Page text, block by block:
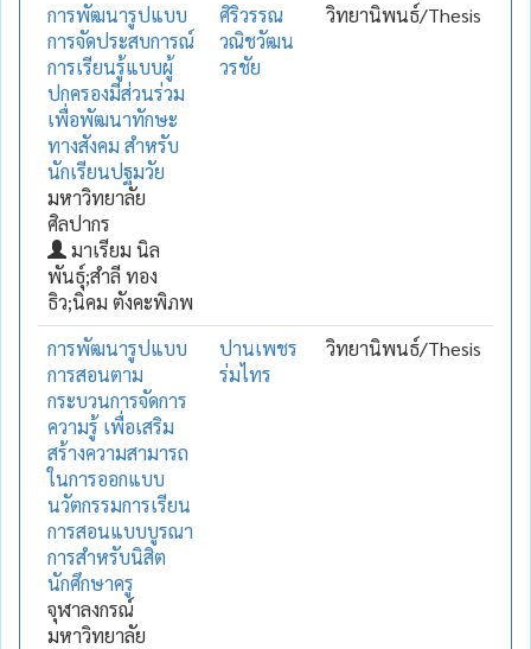
การพัฒนารูปแบบ
การจัดประสบการณ์
การเรียนรู้แบบผู้
ปกครองมีส่วนร่วม
เพื่อพัฒนาทักษะ
ทางสังคม สำหรับ
นักเรียนปฐมวัย
มหาวิทยาลัย
ศิลปากร
มาเรียม นิล
พันธุ์;สำลี ทอง
ธิว;นิคม ตังคะพิภพ
ศิริวรรณ
วณิชวัฒน
วรชัย
วิทยานิพนธ์/Thesis
การพัฒนารูปแบบ
การสอนตาม
กระบวนการจัดการ
ความรู้ เพื่อเสริม
สร้างความสามารถ
ในการออกแบบ
นวัตกรรมการเรียน
การสอนแบบบูรณา
การสำหรับนิสิต
นักศึกษาครู
จุฬาลงกรณ์
มหาวิทยาลัย
ปานเพชร
ร่มไทร
วิทยานิพนธ์/Thesis